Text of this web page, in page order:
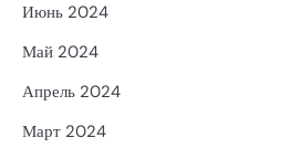
Июнь 2024
Май 2024
Апрель 2024
Март 2024